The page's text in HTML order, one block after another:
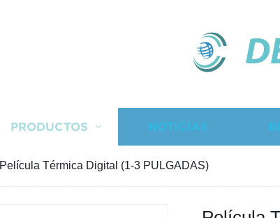
PRODUCTOS NOTICIAS
Película Térmica Digital (1-3 PULGADAS)